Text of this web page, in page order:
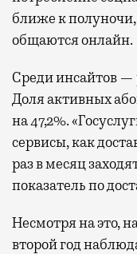
ближе к
общаются онлайн.
Среди инсайтов —
Доля активных
на 47,2%.
сервисы, как
раз в месяц
показатель по
Несмотря на это,
второй год